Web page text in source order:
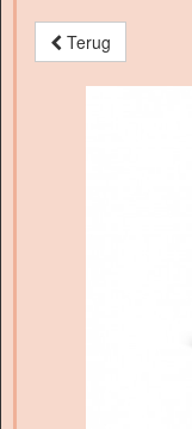
Terug